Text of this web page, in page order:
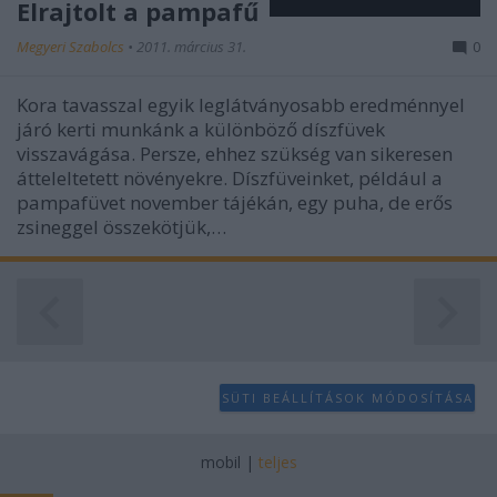
Elrajtolt a pampafű
Megyeri Szabolcs • 2011. március 31. 0
Kora tavasszal egyik leglátványosabb eredménnyel
járó kerti munkánk a különböző díszfüvek
visszavágása. Persze, ehhez szükség van sikeresen
átteleltetett növényekre. Díszfüveinket, például a
pampafüvet november tájékán, egy puha, de erős
zsineggel összekötjük,…
SÜTI BEÁLLÍTÁSOK MÓDOSÍTÁSA
mobil | teljes